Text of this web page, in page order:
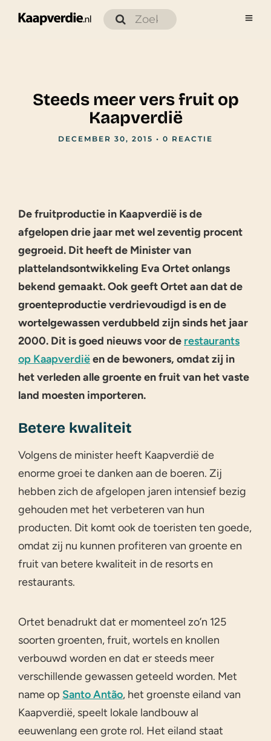
Steeds meer vers fruit op
Kaapverdië
DECEMBER 30, 2015 • 0 REACTIE
De fruitproductie in Kaapverdië is de
afgelopen drie jaar met wel zeventig procent
gegroeid. Dit heeft de Minister van
plattelandsontwikkeling Eva Ortet onlangs
bekend gemaakt. Ook geeft Ortet aan dat de
groenteproductie verdrievoudigd is en de
wortelgewassen verdubbeld zijn sinds het jaar
2000. Dit is goed nieuws voor de restaurants
op Kaapverdiëen de bewoners, omdat zij in
het verleden alle groente en fruit van het vaste
land moesten importeren.
Betere kwaliteit
Volgens de minister heeft Kaapverdië de
enorme groei te danken aan de boeren. Zij
hebben zich de afgelopen jaren intensief bezig
gehouden met het verbeteren van hun
producten. Dit komt ook de toeristen ten goede,
omdat zij nu kunnen profiteren van groente en
fruit van betere kwaliteit in de resorts en
restaurants.
Ortet benadrukt dat er momenteel zo’n 125
soorten groenten, fruit, wortels en knollen
verbouwd worden en dat er steeds meer
verschillende gewassen geteeld worden. Met
name op Santo Antão, het groenste eiland van
Kaapverdië, speelt lokale landbouw al
eeuwenlang een grote rol. Het eiland staat